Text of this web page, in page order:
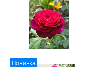
Новинка